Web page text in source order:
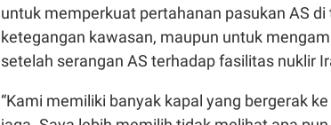
untuk memperkuat pertahanan pasukan AS
ketegangan kawasan, maupun untuk
setelah serangan AS terhadap fasilitas nuklir
“Kami memiliki banyak kapal yang bergerak